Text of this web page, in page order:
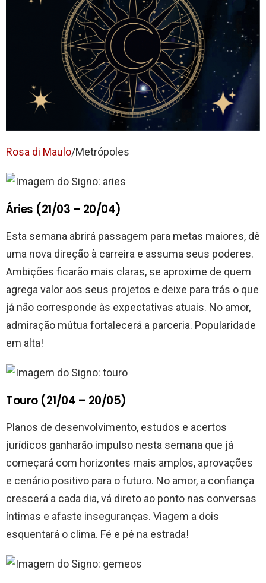
Rosa di Maulo/Metrópoles
Áries (21/03 – 20/04)
Esta semana abrirá passagem para metas maiores, dê
uma nova direção à carreira e assuma seus poderes.
Ambições ficarão mais claras, se aproxime de quem
agrega valor aos seus projetos e deixe para trás o que
já não corresponde às expectativas atuais. No amor,
admiração mútua fortalecerá a parceria. Popularidade
em alta!
Touro (21/04 – 20/05)
Planos de desenvolvimento, estudos e acertos
jurídicos ganharão impulso nesta semana que já
começará com horizontes mais amplos, aprovações
e cenário positivo para o futuro. No amor, a confiança
crescerá a cada dia, vá direto ao ponto nas conversas
íntimas e afaste inseguranças. Viagem a dois
esquentará o clima. Fé e pé na estrada!